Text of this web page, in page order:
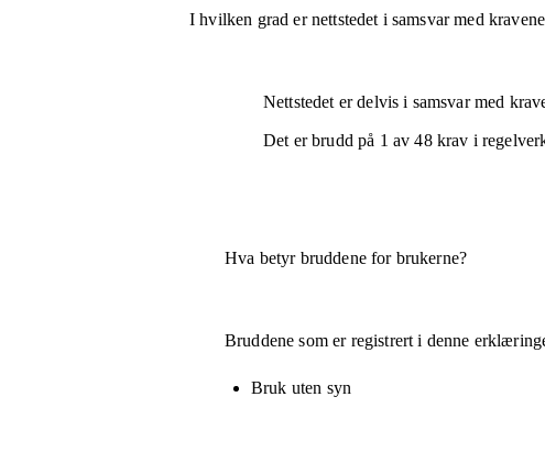
I hvilken grad er nettstedet i samsvar med
Nettstedet erdelvis i samsvarmed
Det er brudd på 1 av48krav i
Hva betyr bruddene for brukerne?
Bruddene som er registrert i denne
Bruk uten syn